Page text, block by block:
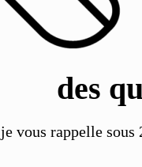
des
je vous rappelle sous